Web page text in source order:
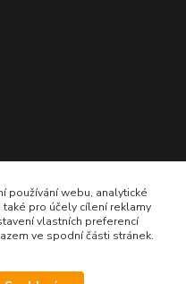
používání webu, analytické
pro účely cílení reklamy
vlastních preferencí
ve spodní části stránek.